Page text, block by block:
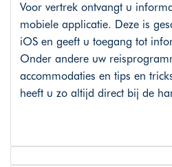
Voor vertrek ontvangt u
mobiele applicatie. Deze is
iOS en geeft u toegang tot
Onder andere uw
accommodaties en tips en
heeft u zo altijd direct bij de